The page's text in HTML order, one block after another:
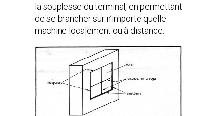
la souplesse du terminal, en permettant
de se brancher sur n’importe quelle
machine localement ou à distance.